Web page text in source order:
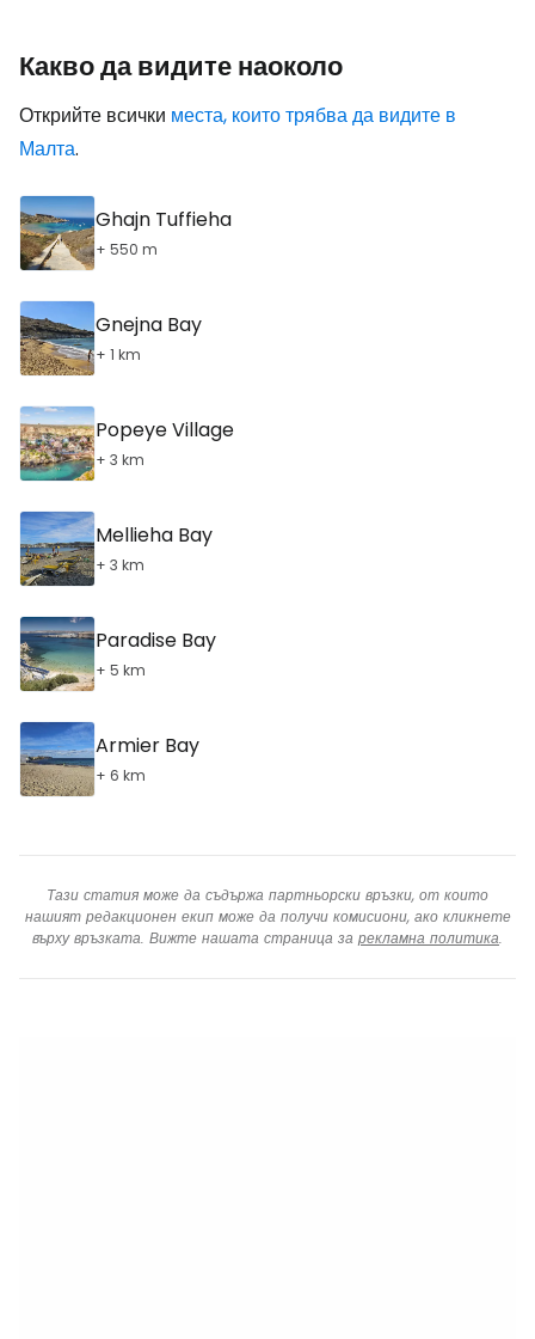
Какво да видите наоколо
Открийте всички места, които трябва да видите в
Малта.
Ghajn Tuffieha
+ 550 m
Gnejna Bay
+ 1 km
Popeye Village
+ 3 km
Mellieha Bay
+ 3 km
Paradise Bay
+ 5 km
Armier Bay
+ 6 km
Тази статия може да съдържа партньорски връзки, от които
нашият редакционен екип може да получи комисиони, ако кликнете
върху връзката. Вижте нашата страница за рекламна политика.